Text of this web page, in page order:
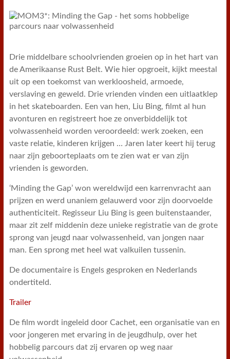
Drie middelbare schoolvrienden groeien op in het hart van
de Amerikaanse Rust Belt. Wie hier opgroeit, kijkt meestal
uit op een toekomst van werkloosheid, armoede,
verslaving en geweld. Drie vrienden vinden een uitlaatklep
in het skateboarden. Een van hen, Liu Bing, filmt al hun
avonturen en registreert hoe ze onverbiddelijk tot
volwassenheid worden veroordeeld: werk zoeken, een
vaste relatie, kinderen krijgen … Jaren later keert hij terug
naar zijn geboorteplaats om te zien wat er van zijn
vrienden is geworden.
‘Minding the Gap’ won wereldwijd een karrenvracht aan
prijzen en werd unaniem gelauwerd voor zijn doorvoelde
authenticiteit. Regisseur Liu Bing is geen buitenstaander,
maar zit zelf middenin deze unieke registratie van de grote
sprong van jeugd naar volwassenheid, van jongen naar
man. Een sprong met heel wat valkuilen tussenin.
De documentaire is Engels gesproken en Nederlands
ondertiteld.
Trailer
De film wordt ingeleid door Cachet, een organisatie van en
voor jongeren met ervaring in de jeugdhulp, over het
hobbelig parcours dat zij ervaren op weg naar